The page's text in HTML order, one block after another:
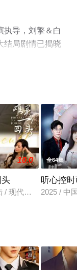
执导，刘擎＆白
结局剧情已揭晓
电视剧全集就
10.0
/ 现代都市
全64集
听心控
2025 / 中